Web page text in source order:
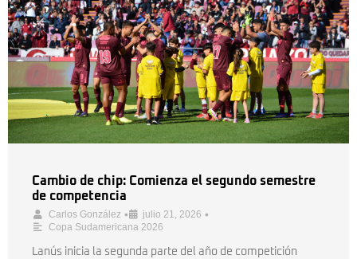
Cambio de chip: Comienza el segundo semestre
de competencia
Carlos González • julio 21, 2026 •
Copa Sudamericana 2026
Lanús inicia la segunda parte del año de competición